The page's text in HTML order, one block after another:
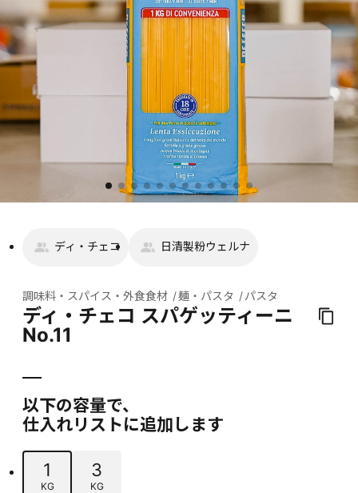
ディ・チェコ 日清製粉ウェルナ
調味料・スパイス・外食食材 麺・パスタ パスタ
ディ・チェコ スパゲッティーニ
No.11
以下の容量で、
仕入れリストに追加します
1
KG
3
KG